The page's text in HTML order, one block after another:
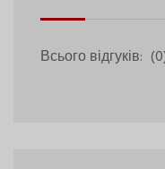
Всього відгуків: